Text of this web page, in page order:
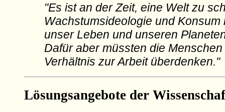
"Es ist an der Zeit, eine Welt zu
Wachstumsideologie und Konsum
unser Leben und unseren
Dafür aber müssten die Menschen
Verhältnis zur Arbeit überdenken."
Lösungsangebote der